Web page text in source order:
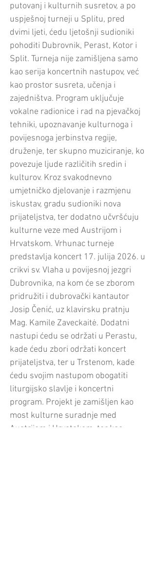
putovanj i kulturnih susretov, a po
uspješnoj turneji u Splitu, pred
dvimi ljeti, ćedu ljetošnji sudioniki
pohoditi Dubrovnik, Perast, Kotor i
Split. Turneja nije zamišljena samo
kao serija koncertnih nastupov, već
kao prostor susreta, učenja i
zajedništva. Program uključuje
vokalne radionice i rad na pjevačkoj
tehniki, upoznavanje kulturnoga i
povijesnoga jerbinstva regije,
druženje, ter skupno muziciranje, ko
povezuje ljude različitih sredin i
kulturov. Kroz svakodnevno
umjetničko djelovanje i razmjenu
iskustav, gradu sudioniki nova
prijateljstva, ter dodatno učvršćuju
kulturne veze med Austrijom i
Hrvatskom. Vrhunac turneje
predstavlja koncert 17. julija 2026. u
crikvi sv. Vlaha u povijesnoj jezgri
Dubrovnika, na kom će se zborom
pridružiti i dubrovački kantautor
Josip Čenić, uz klavirsku pratnju
Mag. Kamile Zaveckaitė. Dodatni
nastupi ćedu se održati u Perastu,
kade ćedu zbori održati koncert
prijateljstva, ter u Trstenom, kade
ćedu svojim nastupom obogatiti
liturgijsko slavlje i koncertni
program. Projekt je zamišljen kao
most kulturne suradnje med
Austrijom i Hrvatskom, ter kao